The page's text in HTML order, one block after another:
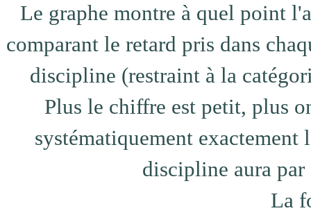
Le graphe montre à quel point
comparant le retard pris dans
discipline (restraint à la
Plus le chiffre est petit, plus
systématiquement exactement
discipline aura
La